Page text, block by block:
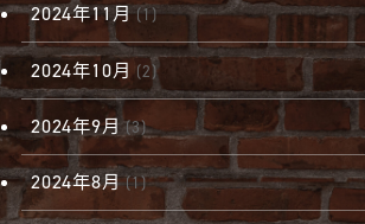
2024年11月(1)
2024年10月 (2)
2024年9月 (3)
2024年8月(1)